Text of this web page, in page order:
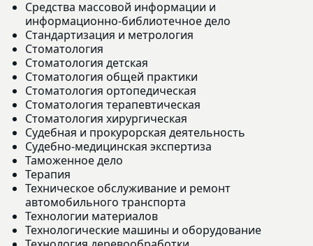
Средства массовой информации и
информационно-библиотечное дело
Стандартизация и метрология
Стоматология
Стоматология детская
Стоматология общей практики
Стоматология ортопедическая
Стоматология терапевтическая
Стоматология хирургическая
Судебная и прокурорская деятельность
Судебно-медицинская экспертиза
Таможенное дело
Терапия
Техническое обслуживание и ремонт
автомобильного транспорта
Технологии материалов
Технологические машины и оборудование